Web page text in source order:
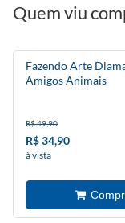
Quem viu
Fazendo Arte
Amigos Animais
R$ 49,90
R$ 34,90
à vista